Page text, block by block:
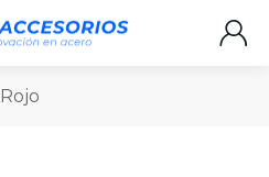
Rojo